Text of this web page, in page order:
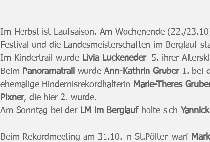
Im Herbst ist Laufsaison. Am Wochenende (22./
Festival und die Landesmeisterschaften im Berglauf
Im Kindertrail wurde Livia Luckeneder
5. ihrer
Beim Panoramatrail wurde Ann-Kathrin Gruber 1. bei
ehemalige Hindernisrekordhalterin Marie-Theres
Pixner, die hier 2. wurde.
Am Sonntag bei der LM im Berglauf holte sich
Beim Rekordmeeting am 31.10. in St.Pölten warf